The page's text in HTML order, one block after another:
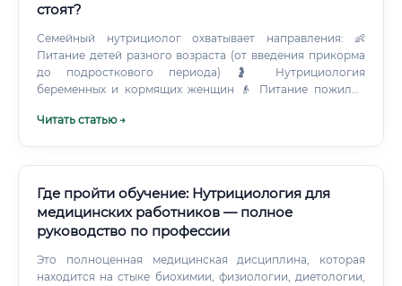
стоят?
Семейный нутрициолог охватывает направления: 👶
Питание детей разного возраста (от введения прикорма
до подросткового периода) 🤰 Нутрициология
беременных и кормящих женщин 👴 Питание пожилых
членов семьи 🧠 Коррекция пищевого поведения при
каждого человека в семье. Круг обязанностей семейного
нутрициолога ⚡ Работа семейного нутрициолога
многогранна.
Читать статью →
Где пройти обучение: Нутрициология для
медицинских работников — полное
руководство по профессии
Это полноценная медицинская дисциплина, которая
находится на стыке биохимии, физиологии, диетологии,